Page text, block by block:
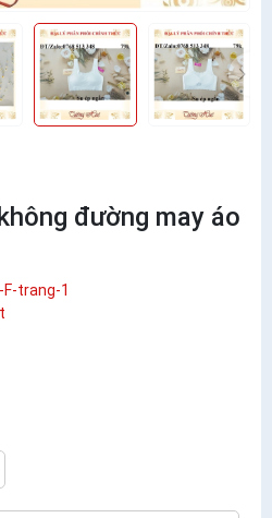
đường may áo
trang-1